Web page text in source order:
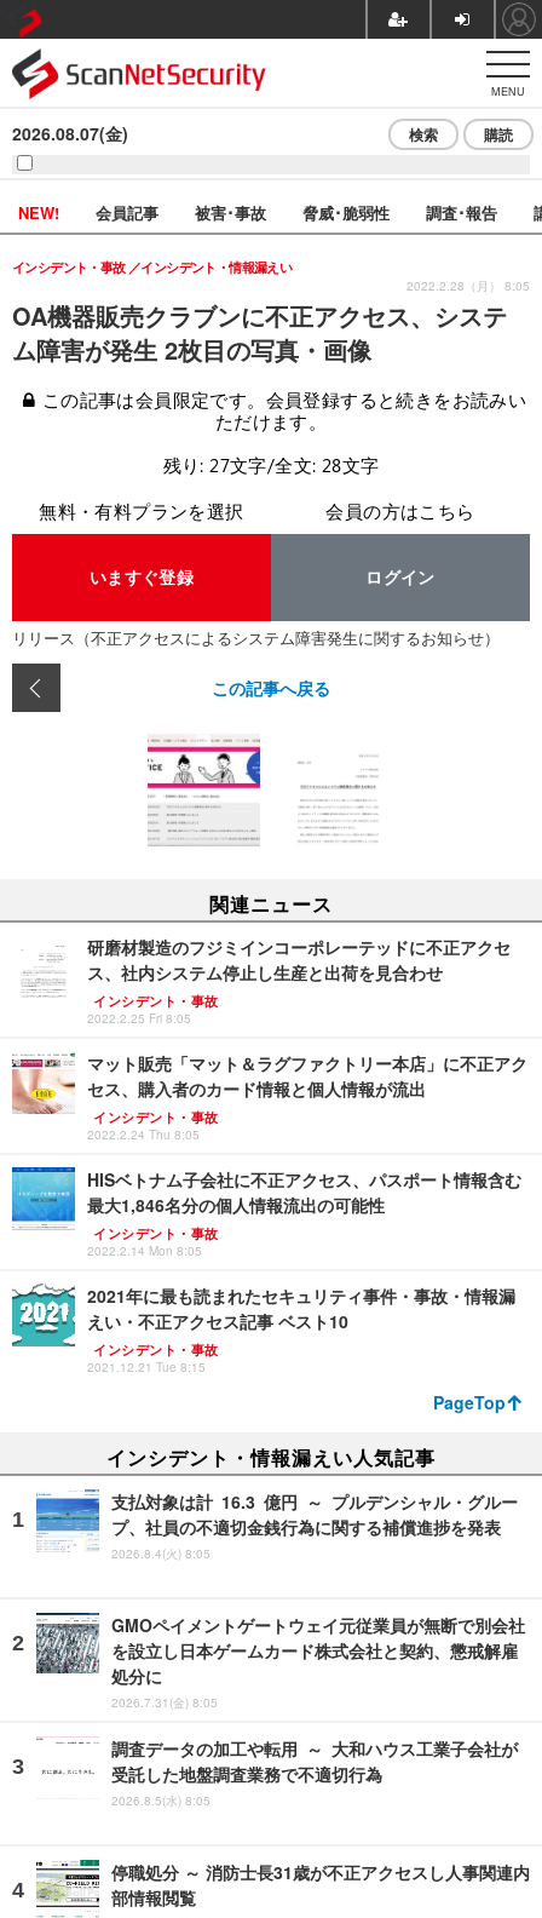
MENU
2026.08.07(金) 検索 購読
NEW! 会員記事 被害･事故 脅威･脆弱性 調査･報告
OA機器販売クラブンに不正アクセス、システ
ム障害が発生 2枚目の写真・画像
インシデント・事故 インシデント・情報漏えい
2022.2.28（月） 8:05
この記事は会員限定です。会員登録すると続きをお読みい
ただけます。
残り: 27文字/全文: 28文字
無料・有料プランを選択
いますぐ登録
会員の方はこちら
ログイン
リリース（不正アクセスによるシステム障害発生に関するお知らせ）
この記事へ戻る
関連ニュース
研磨材製造のフジミインコーポレーテッドに不正アクセ
ス、社内システム停止し生産と出荷を見合わせ
インシデント・事故
2022.2.25 Fri 8:05
マット販売「マット＆ラグファクトリー本店」に不正アク
セス、購入者のカード情報と個人情報が流出
インシデント・事故
2022.2.24 Thu 8:05
HISベトナム子会社に不正アクセス、パスポート情報含む
最大1,846名分の個人情報流出の可能性
インシデント・事故
2022.2.14 Mon 8:05
2021年に最も読まれたセキュリティ事件・事故・情報漏
えい・不正アクセス記事 ベスト10
インシデント・事故
2021.12.21 Tue 8:15
PageTop
インシデント・情報漏えい人気記事
支払対象は計 16.3 億円 ～ プルデンシャル・グルー
プ、社員の不適切金銭行為に関する補償進捗を発表
2026.8.4(火) 8:05
GMOペイメントゲートウェイ元従業員が無断で別会社
を設立し日本ゲームカード株式会社と契約、懲戒解雇
処分に
2026.7.31(金) 8:05
調査データの加工や転用 ～ 大和ハウス工業子会社が
受託した地盤調査業務で不適切行為
2026.8.5(水) 8:05
停職処分 ～ 消防士長31歳が不正アクセスし人事関連内
部情報閲覧